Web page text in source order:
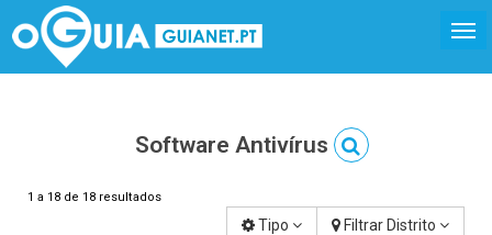
Software Antivírus
1 a 18 de 18 resultados
Tipo Filtrar Distrito